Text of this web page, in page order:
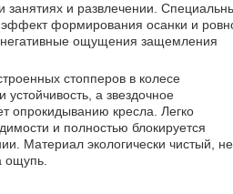
занятиях и развлечении.
эффект формирования осанки и
ощущения защемления
стопперов в колесе
устойчивость, а звездочное
опрокидыванию кресла. Легко
и полностью блокируется
Материал экологически чистый, не
ощупь.